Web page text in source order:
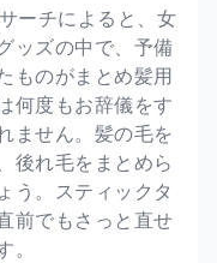
ーチによると、女
ッズの中で、予備
ものがまとめ髪用
何度もお辞儀をす
ません。髪の毛を
後れ毛をまとめら
う。スティックタ
前でもさっと直せ